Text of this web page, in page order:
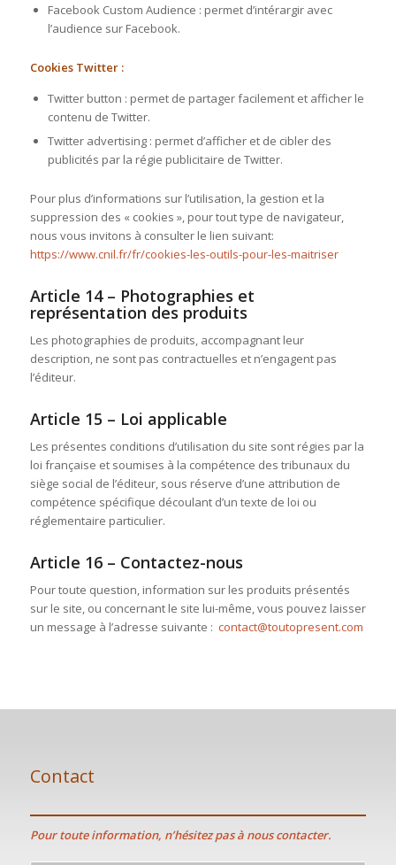
Facebook Custom Audience : permet d’intérargir avec
l’audience sur Facebook.
Cookies Twitter :
Twitter button : permet de partager facilement et afficher le
contenu de Twitter.
Twitter advertising : permet d’afficher et de cibler des
publicités par la régie publicitaire de Twitter.
Pour plus d’informations sur l’utilisation, la gestion et la
suppression des « cookies », pour tout type de navigateur,
nous vous invitons à consulter le lien suivant:
https://www.cnil.fr/fr/cookies-les-outils-pour-les-maitriser
Article 14 – Photographies et
représentation des produits
Les photographies de produits, accompagnant leur
description, ne sont pas contractuelles et n’engagent pas
l’éditeur.
Article 15 – Loi applicable
Les présentes conditions d’utilisation du site sont régies par la
loi française et soumises à la compétence des tribunaux du
siège social de l’éditeur, sous réserve d’une attribution de
compétence spécifique découlant d’un texte de loi ou
réglementaire particulier.
Article 16 – Contactez-nous
Pour toute question, information sur les produits présentés
sur le site, ou concernant le site lui-même, vous pouvez laisser
un message à l’adresse suivante : contact@toutopresent.com
Contact
Pour toute information, n’hésitez pas à nous contacter.